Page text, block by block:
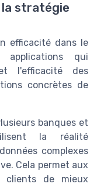
la stratégie
efficacité dans le
qui
l'efficacité des
concrètes de
banques et
la réalité
complexes
Cela permet aux
clients de mieux